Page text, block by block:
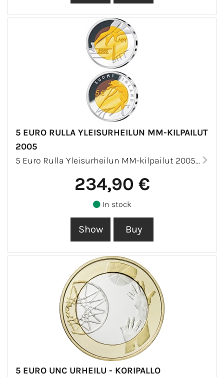
5 EURO RULLA YLEISURHEILUN MM-KILPAILUT
2005
5 Euro Rulla Yleisurheilun MM-kilpailut 2005...
234,90 €
In stock
5 EURO UNC URHEILU - KORIPALLO